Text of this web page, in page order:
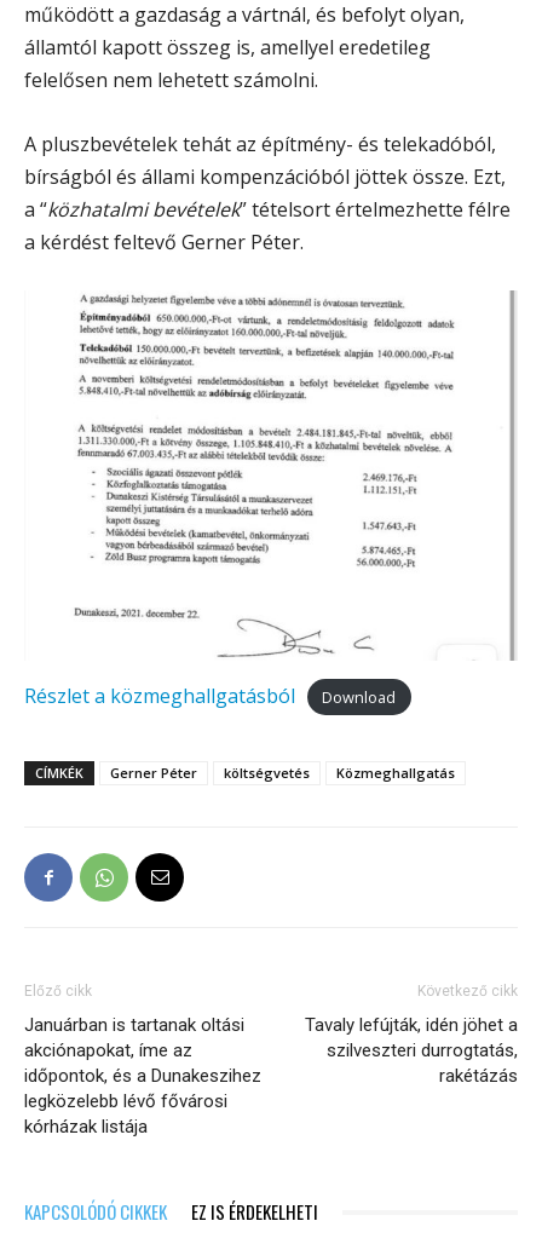
működött a gazdaság a vártnál, és befolyt olyan,
államtól kapott összeg is, amellyel eredetileg
felelősen nem lehetett számolni.
A pluszbevételek tehát az építmény- és telekadóból,
bírságból és állami kompenzációból jöttek össze. Ezt,
a “közhatalmi bevételek” tételsort értelmezhette félre
a kérdést feltevő Gerner Péter.
Részlet a közmeghallgatásból Download
CÍMKÉK Gerner Péter költségvetés Közmeghallgatás
Előző cikk
Januárban is tartanak oltási
akciónapokat, íme az
időpontok, és a Dunakeszihez
legközelebb lévő fővárosi
kórházak listája
Következő cikk
Tavaly lefújták, idén jöhet a
szilveszteri durrogtatás,
rakétázás
KAPCSOLÓDÓ CIKKEK EZ IS ÉRDEKELHETI